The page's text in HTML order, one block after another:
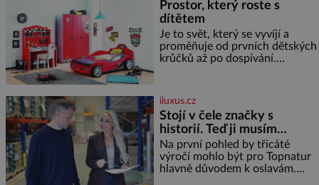
knížky, kterou jste nedávno
přečetli. Je to opravdu tak, s
věkem jako kdyby se paměť
rozhodla stávkovat. Cvičte
Prostor, který roste s
dítětem
Je to svět, který se vyvíjí a
proměňuje od prvních dětských
krůčků až po dospívání.
soustředění i odpočinek a
reaguje na každou etapu života
a specifické potřeby dítěte. Pro
nejmenší je klíčová
jednoduchost, měkkost a
bezpečí, proto by pokoj
miminka měl působit především
iluxus.cz
Stojí v čele značky s
historií. Teď ji musím
připravit na dalších třicet
let
Na první pohled by třicáté
výročí mohlo být pro Topnatur
hlavně důvodem k oslavám.